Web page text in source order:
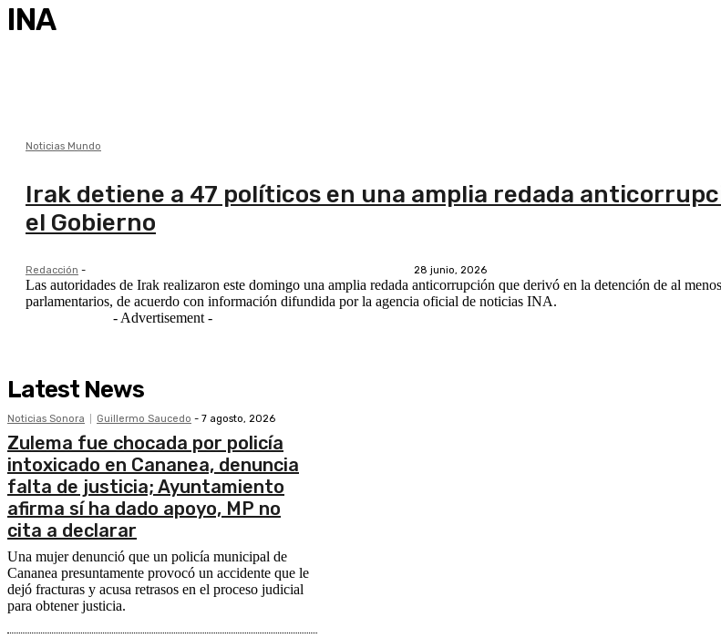
INA
Noticias Mundo
Irak detiene a 47 políticos en una amplia redada
el Gobierno
Redacción - 28 junio, 2026
Las autoridades de Irak realizaron este domingo una amplia redada anticorrupción que derivó en la detención de al
parlamentarios, de acuerdo con información difundida por la agencia oficial de noticias INA.
- Advertisement -
Latest News
Noticias Sonora Guillermo Saucedo - 7 agosto, 2026
Zulema fue chocada por policía
intoxicado en Cananea, denuncia
falta de justicia; Ayuntamiento
afirma sí ha dado apoyo, MP no
cita a declarar
Una mujer denunció que un policía municipal de
Cananea presuntamente provocó un accidente que le
dejó fracturas y acusa retrasos en el proceso judicial
para obtener justicia.